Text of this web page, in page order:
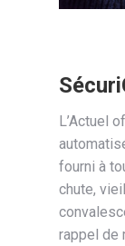
L’Actuel
fourni à
chute,
rappel de